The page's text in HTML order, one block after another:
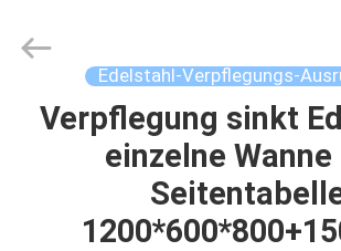
HAUS
PRODUKTE
equipments
limited.
Edelstahl-Verpflegungs-
Verpflegung sinkt
einzelne